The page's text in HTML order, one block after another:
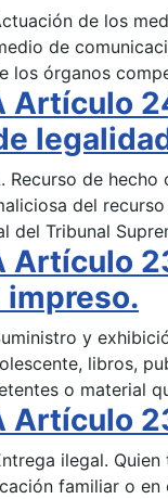
de los
de
los órganos
Artículo
Recurso de
del
del Tribunal
Artículo
y
libros,
o material
Artículo
ilegal.
familiar o